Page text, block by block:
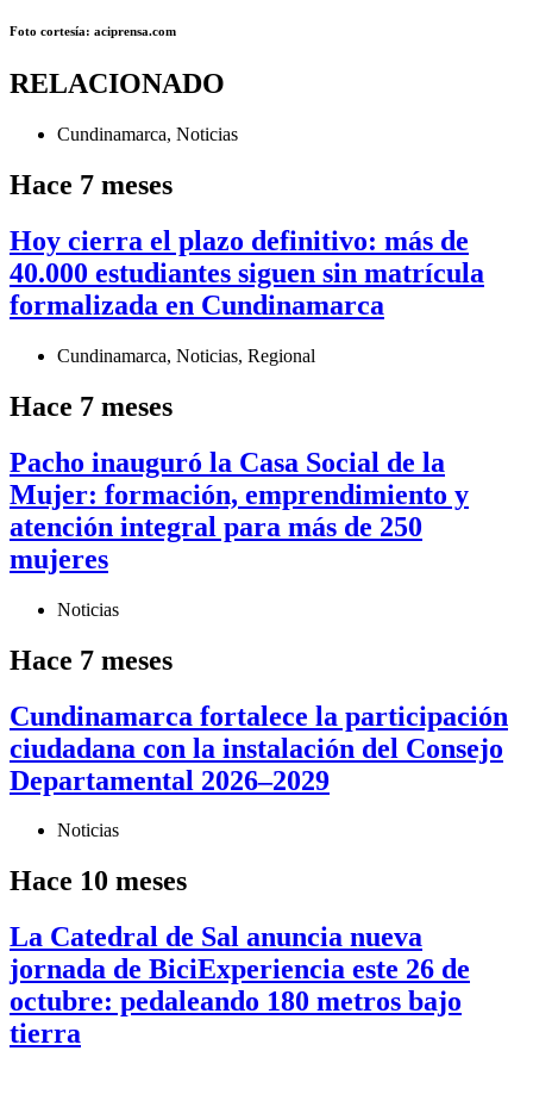
Foto cortesía: aciprensa.com
RELACIONADO
Cundinamarca, Noticias
Hace 7 meses
Hoy cierra el plazo definitivo: más de
40.000 estudiantes siguen sin matrícula
formalizada en Cundinamarca
Cundinamarca, Noticias, Regional
Hace 7 meses
Pacho inauguró la Casa Social de la
Mujer: formación, emprendimiento y
atención integral para más de 250
mujeres
Noticias
Hace 7 meses
Cundinamarca fortalece la participación
ciudadana con la instalación del Consejo
Departamental 2026–2029
Noticias
Hace 10 meses
La Catedral de Sal anuncia nueva
jornada de BiciExperiencia este 26 de
octubre: pedaleando 180 metros bajo
tierra